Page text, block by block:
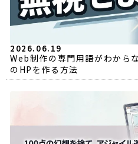
2026.06.19
Web制作の専門用語がわから
のHPを作る方法